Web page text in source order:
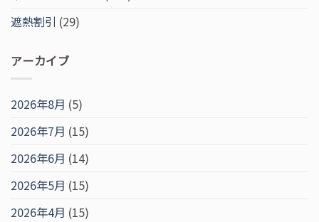
遮熱割引 (29)
アーカイブ
2026年8月 (5)
2026年7月 (15)
2026年6月 (14)
2026年5月 (15)
2026年4月 (15)